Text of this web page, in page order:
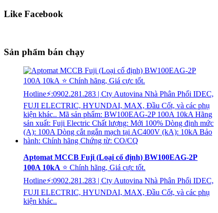
Like Facebook
Sản phẩm bán chạy
Aptomat MCCB Fuji (Loại cố định) BW100EAG-2P
100A 10kA ⭐ Chính hãng, Giá cực tốt.
Hotline⚡:0902.281.283 | Cty Autovina Nhà Phân Phối IDEC,
FUJI ELECTRIC, HYUNDAI, MAX, Đầu Cốt, và các phụ
kiện khác..